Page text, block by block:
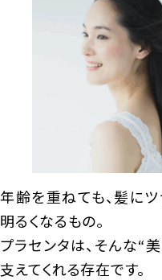
年齢を重ねても、髪に
明るくなるもの。
プラセンタは、そんな“
支えてくれる存在です。